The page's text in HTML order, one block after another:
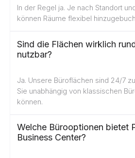
In der Regel ja. Je nach Standort
können Räume flexibel
Sind die Flächen wirklich
nutzbar?
Ja. Unsere Büroflächen sind 24/7
Sie unabhängig von klassischen
können.
Welche Bürooptionen bietet
Business Center?